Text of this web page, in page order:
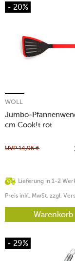
- 20%
Jumbo-
cm Cook!t rot
WOLL
Lieferung in 1-2
UVP14,95 €
Preis inkl. MwSt. zzgl.
Warenkorb
- 29%